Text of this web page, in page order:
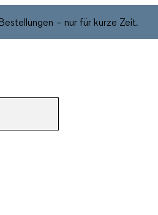
– nur für kurze Zeit.